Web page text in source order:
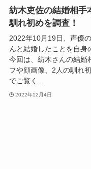
紡木吏佐の結婚相手
馴れ初めを調査！
2022年10月19日、声優
んと結婚したことを自身
今回は、紡木さんの結婚
フや顔画像、2人の馴れ
でご覧く...
2022年12月4日